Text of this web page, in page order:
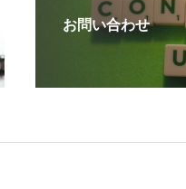
お問い合わせ